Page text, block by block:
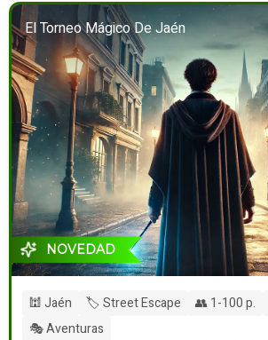
El Torneo Mágico De Jaén
NOVEDAD
🕍 Jaén 🏷️ Street Escape 👥 1-100 p.
🎭 Aventuras